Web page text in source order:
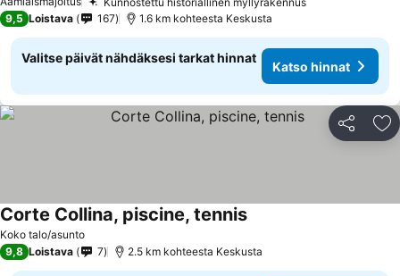
9,5 Loistava 167 1.6 km kohteesta Keskusta
Valitse päivät nähdäksesi tarkat hinnat
Katso hinnat
Jaa
Koko talo/asunto
Corte Collina, piscine, tennis
9,8 Loistava 7 2.5 km kohteesta Keskusta